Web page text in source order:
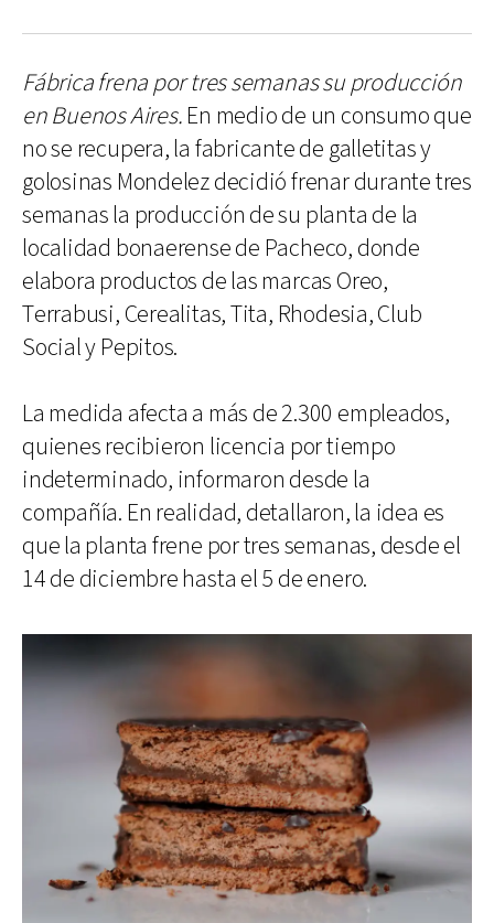
Fábrica frena por tres semanas su producción
en Buenos Aires.En medio de un consumo que
no se recupera, la fabricante de galletitas y
golosinas Mondelez decidió frenar durante tres
semanas la producción de su planta de la
localidad bonaerense de Pacheco, donde
elabora productos de las marcas Oreo,
Terrabusi, Cerealitas, Tita, Rhodesia, Club
Social y Pepitos.
La medida afecta a más de 2.300 empleados,
quienes recibieron licencia por tiempo
indeterminado, informaron desde la
compañía. En realidad, detallaron, la idea es
que la planta frene por tres semanas, desde el
14 de diciembre hasta el 5 de enero.